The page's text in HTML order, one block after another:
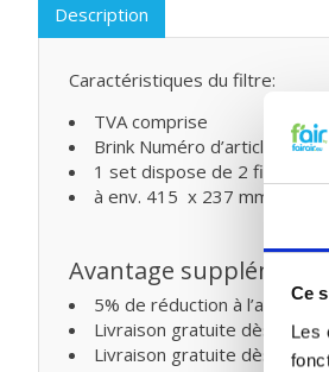
Ce
Les
Description
Caractéristiques du filtre:
TVA comprise
Brink Numéro d’article
1 set dispose de 2 filtres 1 x
à env. 415 x 237 mm (L x L)
Avantage
5% de réduction à l’achat
Livraison gratuite dès €
Livraison gratuite dès €